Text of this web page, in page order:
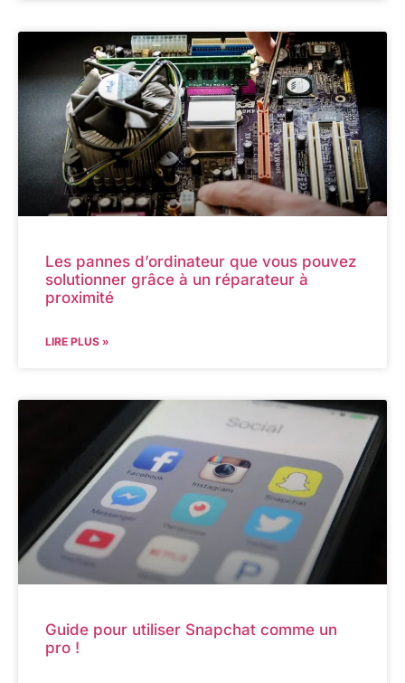
Les pannes d’ordinateur que vous pouvez
solutionner grâce à un réparateur à
proximité
LIRE PLUS »
Guide pour utiliser Snapchat comme un
pro !